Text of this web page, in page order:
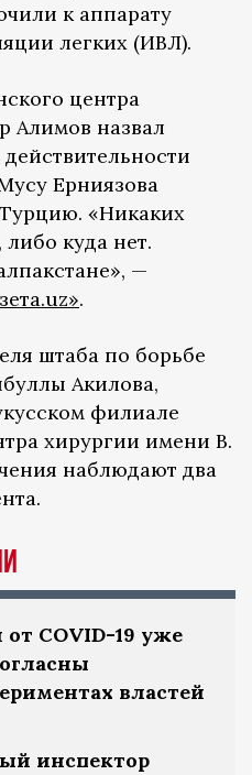
к аппарату
легких (ИВЛ).
центра
Алимов назвал
Ерниязова
«Никаких
куда нет.
—
.
штаба по борьбе
Акилова,
филиале
хирургии имени В.
наблюдают два
COVID-19 уже
властей
инспектор